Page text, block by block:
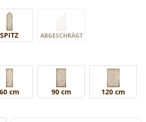
SPITZ ABGESCHRÄGT
60 cm 90 cm 120 cm